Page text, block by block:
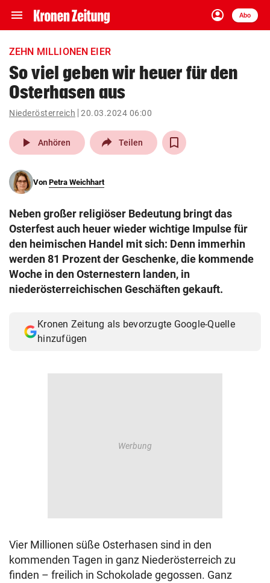
menu Navigation
ein-/ausklappen
account_circle
Anmelden
Abo
close Schließen
account_circle Anmelden
pin_drop
Wien arrow_right
search
eingeben
Muthgasse 2, 1190 Wien
ZEHN MILLIONEN EIER
So viel geben wir heuer für den
Osterhasen aus
Niederösterreich 20.03.2024 06:00
play_arrow Anhören Teilen
Von Petra Weichhart
Neben großer religiöser Bedeutung bringt das
Osterfest auch heuer wieder wichtige Impulse für
den heimischen Handel mit sich: Denn immerhin
werden 81 Prozent der Geschenke, die kommende
Woche in den Osternestern landen, in
niederösterreichischen Geschäften gekauft.
Kronen Zeitung als bevorzugte Google-Quelle
hinzufügen
Vier Millionen süße Osterhasen sind in den
kommenden Tagen in ganz Niederösterreich zu
finden – freilich in Schokolade gegossen. Ganz